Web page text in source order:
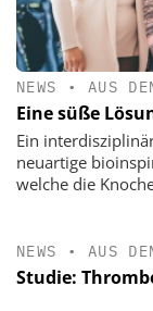
NEWS • AUS
Eine süße
Ein
neuartige
welche die
NEWS • AUS
Studie: